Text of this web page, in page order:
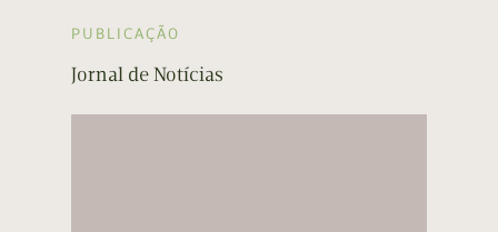
PUBLICAÇÃO
Jornal de Notícias